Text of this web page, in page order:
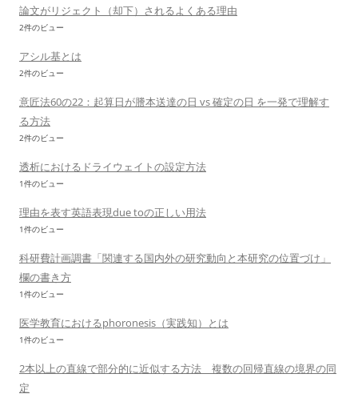
論文がリジェクト（却下）されるよくある理由
2件のビュー
アシル基とは
2件のビュー
意匠法60の22：起算日が謄本送達の日 vs 確定の日 を一発で理解す
る方法
2件のビュー
透析におけるドライウェイトの設定方法
1件のビュー
理由を表す英語表現due toの正しい用法
1件のビュー
科研費計画調書「関連する国内外の研究動向と本研究の位置づけ」
欄の書き方
1件のビュー
医学教育におけるphoronesis（実践知）とは
1件のビュー
2本以上の直線で部分的に近似する方法 複数の回帰直線の境界の同
定